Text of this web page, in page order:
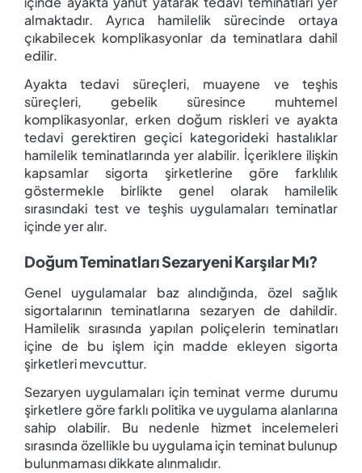
almaktadır. Ayrıca hamilelik sürecinde ortaya
çıkabilecek komplikasyonlar da teminatlara dahil
edilir.
Ayakta tedavi süreçleri, muayene ve teşhis
süreçleri, gebelik süresince muhtemel
komplikasyonlar, erken doğum riskleri ve ayakta
tedavi gerektiren geçici kategorideki hastalıklar
hamilelik teminatlarında yer alabilir. İçeriklere ilişkin
kapsamlar sigorta şirketlerine göre farklılık
göstermekle birlikte genel olarak hamilelik
sırasındaki test ve teşhis uygulamaları teminatlar
içinde yer alır.
Doğum Teminatları Sezaryeni Karşılar Mı?
Genel uygulamalar baz alındığında, özel sağlık
sigortalarının teminatlarına sezaryen de dahildir.
Hamilelik sırasında yapılan poliçelerin teminatları
içine de bu işlem için madde ekleyen sigorta
şirketleri mevcuttur.
Sezaryen uygulamaları için teminat verme durumu
şirketlere göre farklı politika ve uygulama alanlarına
sahip olabilir. Bu nedenle hizmet incelemeleri
sırasında özellikle bu uygulama için teminat bulunup
bulunmaması dikkate alınmalıdır.